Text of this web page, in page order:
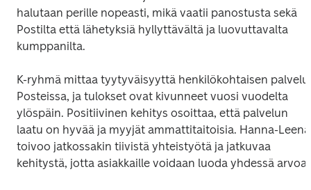
halutaan perille nopeasti, mikä vaatii panostusta sekä
Postilta että lähetyksiä hyllyttävältä ja luovuttavalta
kumppanilta.
K-ryhmä mittaa tyytyväisyyttä henkilökohtaisen
Posteissa, ja tulokset ovat kivunneet vuosi vuodelta
ylöspäin. Positiivinen kehitys osoittaa, että palvelun
laatu on hyvää ja myyjät ammattitaitoisia. Hanna-Leena
toivoo jatkossakin tiivistä yhteistyötä ja jatkuvaa
kehitystä, jotta asiakkaille voidaan luoda yhdessä